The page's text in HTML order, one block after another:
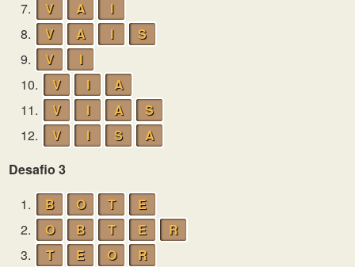
7.
V A
I
8.
V A I
S
9.
V
I
10.
V I
A
11.
V I A
S
12.
V I S
A
Desafio 3
1.
B O T
E
2.
O B T E
R
3.
T E O
R